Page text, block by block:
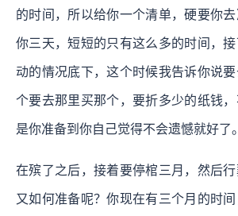
的时间，所以给你一个清单，硬要你去
你三天，短短的只有这么多的时间，
动的情况底下，这个时候我告诉你说
个要去那里买那个，要折多少的纸钱
是你准备到你自己觉得不会遗憾就好了。
在殡了之后，接着要停棺三月，然后
又如何准备呢？你现在有三个月的时